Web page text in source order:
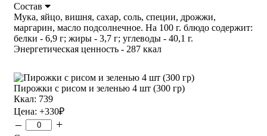
Состав
Мука, яйцо, вишня, сахар, соль, специи, дрожжи,
маргарин, масло подсолнечное. На 100 г. блюдо содержит:
белки - 6,9 г; жиры - 3,7 г; углеводы - 40,1 г.
Энергетическая ценность - 287 ккал
Пирожки с рисом и зеленью 4 шт (300 гр)
Ккал: 739
Цена: +330₽
– +